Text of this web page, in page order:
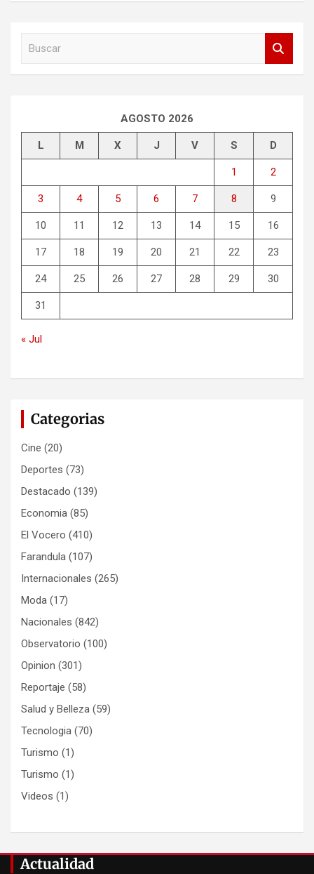
AGOSTO 2026
L M X J V S D
1 2
3 4 5 6 7 8 9
10 11 12 13 14 15 16
17 18 19 20 21 22 23
24 25 26 27 28 29 30
31
« Jul
Categorias
Cine (20)
Deportes (73)
Destacado (139)
Economia (85)
El Vocero (410)
Farandula (107)
Internacionales (265)
Moda (17)
Nacionales (842)
Observatorio (100)
Opinion (301)
Reportaje (58)
Salud y Belleza (59)
Tecnologia (70)
Turismo (1)
Turismo (1)
Videos (1)
Actualidad